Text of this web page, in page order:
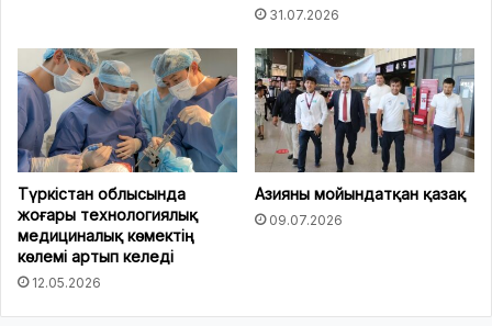
31.07.2026
Түркістан облысында
жоғары технологиялық
медициналық көмектің
көлемі артып келеді
12.05.2026
Азияны мойындатқан қазақ
09.07.2026